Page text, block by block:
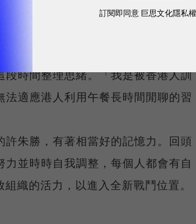
(Charles schwab)，在「My
、微軟等數十家廠商。許朱勝表示
時間整理思緒。「我是被香港人訓
適應港人利用午餐長時間閒聊的習
朱勝，有著相當好的記憶力。回頭
並時時自我調整，每個人都會有自
織的活力，以進入全新戰鬥位置。
訂閱即同意 巨思文化隱私